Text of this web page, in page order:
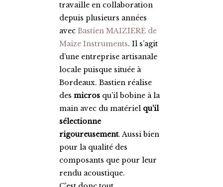
travaille en collaboration
depuis plusieurs années
avec Bastien MAIZIERE de
Maize Instruments. Il s’agit
d’une entreprise artisanale
locale puisque située à
Bordeaux. Bastien réalise
des micros qu’il bobine à la
main avec du matériel qu’il
sélectionne
rigoureusement. Aussi bien
pour la qualité des
composants que pour leur
rendu acoustique.